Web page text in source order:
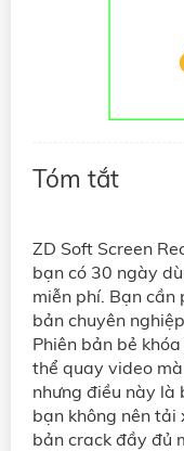
Tóm tắt
ZD Soft Screen
bạn có 30 ngày
miễn phí. Bạn
bản chuyên
Phiên bản bẻ
thể quay video
nhưng điều này là
bạn không nên tải
bản crack đầy đủ